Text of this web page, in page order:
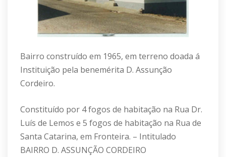
Bairro construído em 1965, em terreno doada á
Instituição pela benemérita D. Assunção
Cordeiro.
Constituído por 4 fogos de habitação na Rua Dr.
Luís de Lemos e 5 fogos de habitação na Rua de
Santa Catarina, em Fronteira. – Intitulado
BAIRRO D. ASSUNÇÃO CORDEIRO